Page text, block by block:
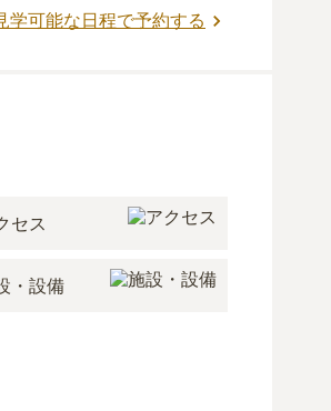
学可能な日程で予約する
セス
・設備